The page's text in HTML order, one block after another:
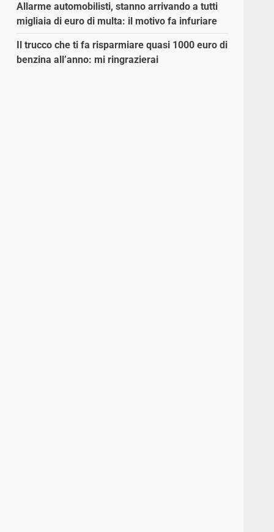
Allarme automobilisti, stanno arrivando a tutti
migliaia di euro di multa: il motivo fa infuriare
Il trucco che ti fa risparmiare quasi 1000 euro di
benzina all’anno: mi ringrazierai